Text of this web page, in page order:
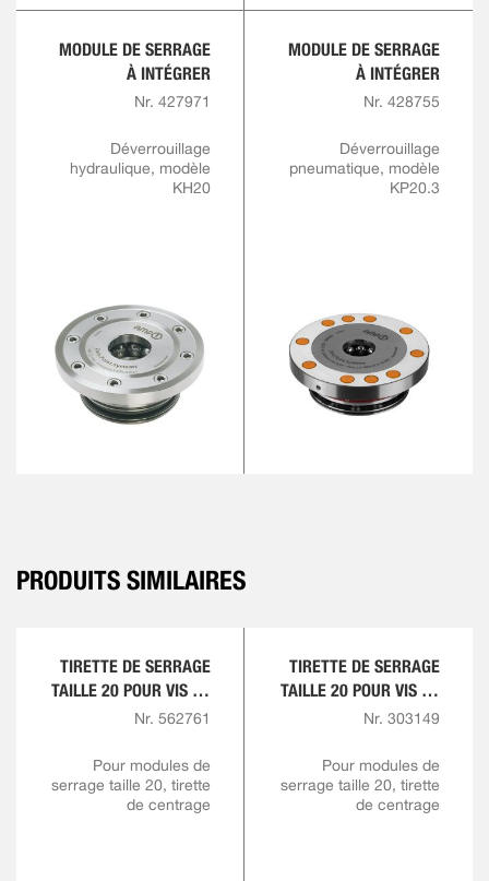
MODULE DE SERRAGE
À INTÉGRER
Nr. 427971
Déverrouillage
hydraulique, modèle
KH20
MODULE DE SERRAGE
À INTÉGRER
Nr. 428755
Déverrouillage
pneumatique, modèle
KP20.3
PRODUITS SIMILAIRES
TIRETTE DE SERRAGE
TAILLE 20 POUR VIS DE
TIRETTE M12 AVEC
D’AJUSTEMENT
RÉDUIT
Nr. 562761
Pour modules de
serrage taille 20, tirette
de centrage
TIRETTE DE SERRAGE
TAILLE 20 POUR VIS DE
TIRETTE M10 ET M12
Nr. 303149
Pour modules de
serrage taille 20, tirette
de centrage